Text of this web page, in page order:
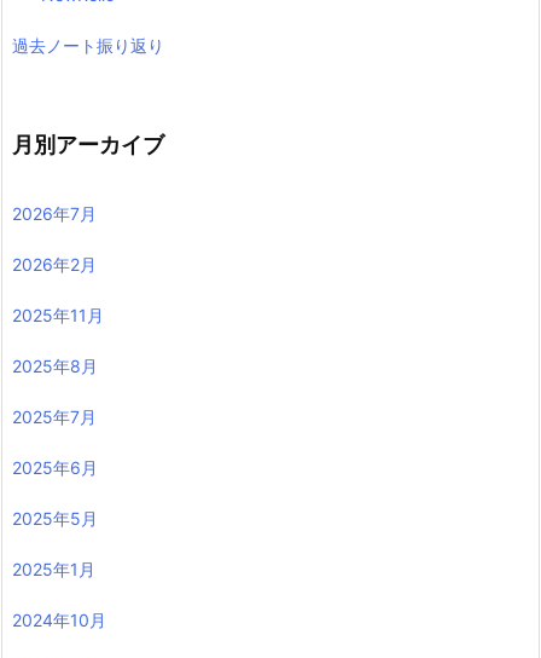
過去ノート振り返り
月別アーカイブ
2026年7月
2026年2月
2025年11月
2025年8月
2025年7月
2025年6月
2025年5月
2025年1月
2024年10月